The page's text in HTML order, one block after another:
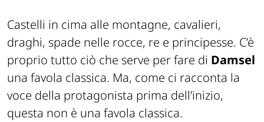
Castelli in cima alle montagne, cavalieri,
draghi, spade nelle rocce, re e principesse. C’è
proprio tutto ciò che serve per fare di Damsel
una favola classica. Ma, come ci racconta la
voce della protagonista prima dell’inizio,
questa non è una favola classica.